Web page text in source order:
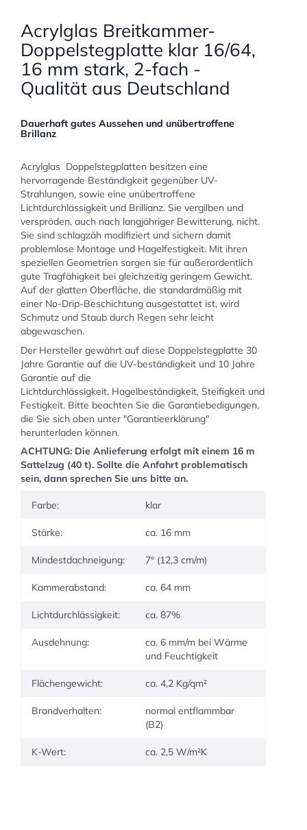
Acrylglas Breitkammer-
Doppelstegplatte klar 16/64,
16 mm stark, 2-fach -
Qualität aus Deutschland
Dauerhaft gutes Aussehen und unübertroffene
Brillanz
Acrylglas Doppelstegplatten besitzen eine
hervorragende Beständigkeit gegenüber UV-
Strahlungen, sowie eine unübertroffene
Lichtdurchlässigkeit und Brillianz. Sie vergilben und
verspröden, auch nach langjähriger Bewitterung, nicht.
Sie sind schlagzäh modifiziert und sichern damit
problemlose Montage und Hagelfestigkeit. Mit ihren
speziellen Geometrien sorgen sie für außerordentlich
gute Tragfähigkeit bei gleichzeitig geringem Gewicht.
Auf der glatten Oberfläche, die standardmäßig mit
einer No-Drip-Beschichtung ausgestattet ist, wird
Schmutz und Staub durch Regen sehr leicht
abgewaschen.
Der Hersteller gewährt auf diese Doppelstegplatte 30
Jahre Garantie auf die UV-beständigkeit und 10 Jahre
Garantie auf die
Lichtdurchlässigkeit, Hagelbeständigkeit, Steifigkeit und
Festigkeit. Bitte beachten Sie die Garantiebedigungen,
die Sie sich oben unter "Garantieerklärung"
herunterladen können.
ACHTUNG: Die Anlieferung erfolgt mit einem 16 m
Sattelzug (40 t). Sollte die Anfahrt problematisch
sein, dann sprechen Sie uns bitte an.
Farbe: klar
Stärke: ca. 16 mm
Mindestdachneigung: 7° (12,3 cm/m)
Kammerabstand: ca. 64 mm
Lichtdurchlässigkeit: ca. 87%
Ausdehnung:
ca. 6 mm/m bei Wärme
und Feuchtigkeit
Flächengewicht: ca. 4,2 Kg/qm²
Brandverhalten:
normal entflammbar
(B2)
K-Wert: ca. 2,5 W/m²K